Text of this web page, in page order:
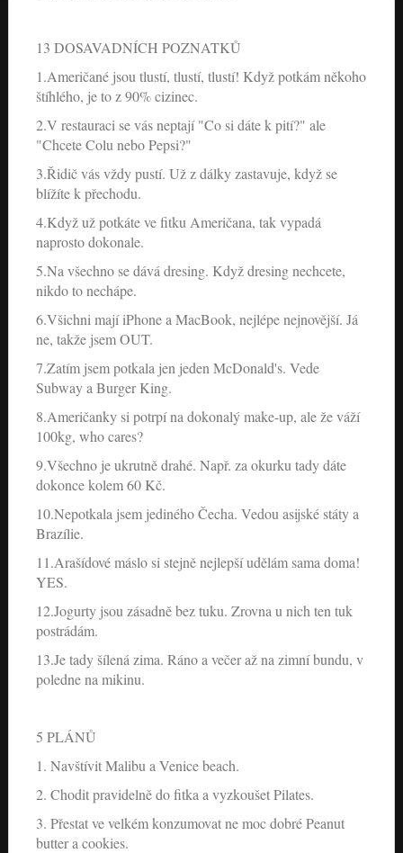
13 DOSAVADNÍCH POZNATKŮ
1.Američané jsou tlustí, tlustí, tlustí! Když potkám někoho
štíhlého, je to z 90% cizinec.
2.V restauraci se vás neptají "Co si dáte k pití?" ale
"Chcete Colu nebo Pepsi?"
3.Řidič vás vždy pustí. Už z dálky zastavuje, když se
blížíte k přechodu.
4.Když už potkáte ve fitku Američana, tak vypadá
naprosto dokonale.
5.Na všechno se dává dresing. Když dresing nechcete,
nikdo to nechápe.
6.Všichni mají iPhone a MacBook, nejlépe nejnovější. Já
ne, takže jsem OUT.
7.Zatím jsem potkala jen jeden McDonald's. Vede
Subway a Burger King.
8.Američanky si potrpí na dokonalý make-up, ale že váží
100kg, who cares?
9.Všechno je ukrutně drahé. Např. za okurku tady dáte
dokonce kolem 60 Kč.
10.Nepotkala jsem jediného Čecha. Vedou asijské státy a
Brazílie.
11.Arašídové máslo si stejně nejlepší udělám sama doma!
YES.
12.Jogurty jsou zásadně bez tuku. Zrovna u nich ten tuk
postrádám.
13.Je tady šílená zima. Ráno a večer až na zimní bundu, v
poledne na mikinu.
5 PLÁNŮ
1. Navštívit Malibu a Venice beach.
2. Chodit pravidelně do fitka a vyzkoušet Pilates.
3. Přestat ve velkém konzumovat ne moc dobré Peanut
butter a cookies.